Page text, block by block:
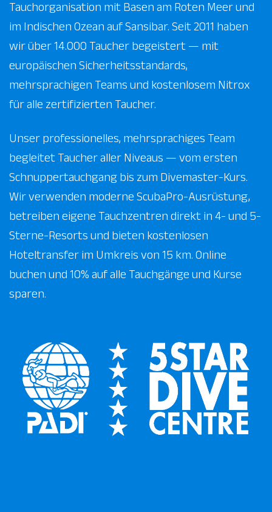
Tauchorganisation mit Basen am Roten Meer und
im Indischen Ozean auf Sansibar. Seit 2011 haben
wir über 14.000 Taucher begeistert — mit
europäischen Sicherheitsstandards,
mehrsprachigen Teams und kostenlosem Nitrox
für alle zertifizierten Taucher.
Unser professionelles, mehrsprachiges Team
begleitet Taucher aller Niveaus — vom ersten
Schnuppertauchgang bis zum Divemaster-Kurs.
Wir verwenden moderne ScubaPro-Ausrüstung,
betreiben eigene Tauchzentren direkt in 4- und 5-
Sterne-Resorts und bieten kostenlosen
Hoteltransfer im Umkreis von 15 km. Online
buchen und 10% auf alle Tauchgänge und Kurse
sparen.